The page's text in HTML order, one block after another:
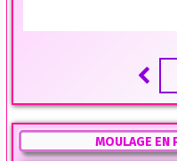
MOULAGE EN